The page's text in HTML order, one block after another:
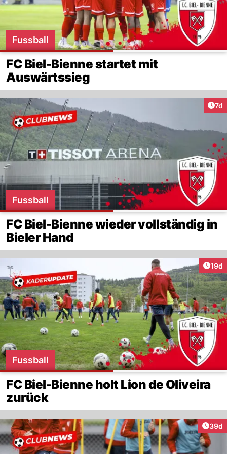
Fussball
FC Biel-Bienne startet mit
Auswärtssieg
7d
Fussball
FC Biel-Bienne wieder vollständig in
Bieler Hand
19d
Fussball
FC Biel-Bienne holt Lion de Oliveira
zurück
39d